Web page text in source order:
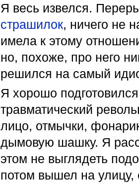
Я весь извелся.
страшилок, ничего не
имела к этому
но, похоже, про него
решился на самый
Я хорошо
травматический
лицо, отмычки,
дымовую шашку. Я
этом не выглядеть
потом вышел на улицу,